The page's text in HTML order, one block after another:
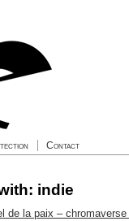
Contact
indie
de la paix –